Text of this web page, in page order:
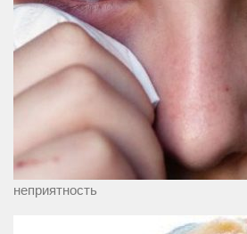
неприятность